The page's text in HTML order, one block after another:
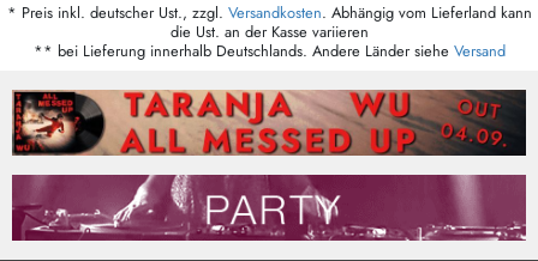
* Preis inkl. deutscher Ust., zzgl. Versandkosten. Abhängig vom Lieferland kann
die Ust. an der Kasse variieren
** bei Lieferung innerhalb Deutschlands. Andere Länder siehe Versand